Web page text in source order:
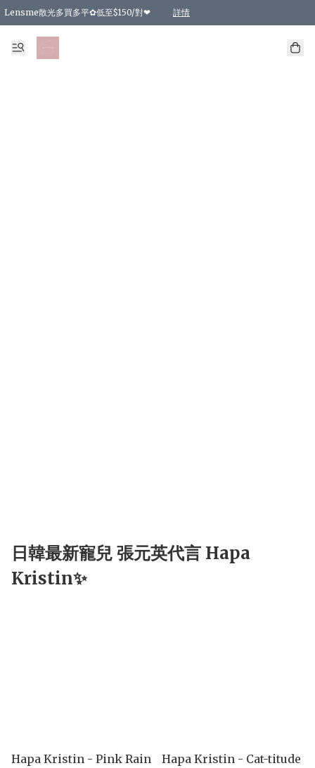
Lensme散光多買多平✿低至$150/對❤ 詳情
台灣Karacon⁩✧日拋 特價清貨❁⃘
日本韓國多款日/月拋現貨☼ 特價❤︎數量有限 售完即止
🇰🇷韓國多款月拋現貨 特價兩對$99✿數量有限 售完即止♫
精選商品，任選買2件或以上9 折；買4件或以上85 折；買6件或以上8 折
精選商品，任選買2件HKD 140.00；買4件HKD 260.00
精選商品，任選買2件HKD 190.00；買4件HKD 360.00
精選商品，任選買2件HKD 110.00；買4件HKD 180.00
精選商品，任選買2件HKD 170.00；買4件HKD 320.00
精選商品，任選買2件或以上減HKD 148.00
精選商品，任選買2件或以上減HKD 148.00
精選商品，任選買2件或以上95 折；買4件或以上9 折；買6件或以上85 折；買8件
精選商品，任選買12件或以上87 折
精選商品，任選買2件或以上減HKD 16.00；買4件或以上減HKD 32.00；買6
精選商品，任選買2件或以上95 折；買4件或以上9 折；買8件或以上85 折；買12
購物滿 HKD 800.00即享免運費優惠！（適用於 特定的送貨方式 )
日韓最新寵兒 張元英代言 Hapa
Kristin✨
Hapa Kristin - Pink Rain
Hapa Kristin - Cat-titude